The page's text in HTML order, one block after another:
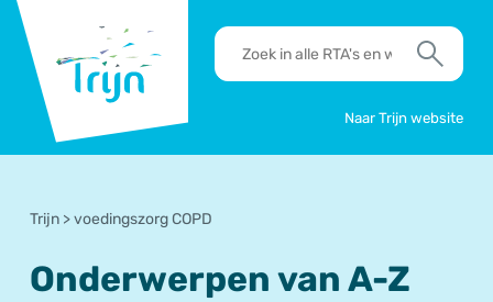
Trijn
RTA's
en
Zoek
Naar Trijn website
Trijn >voedingszorg COPD
Onderwerpen van A-Z